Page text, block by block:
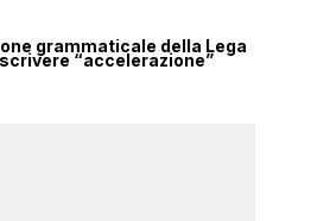
grammaticale della Lega
“accelerazione”